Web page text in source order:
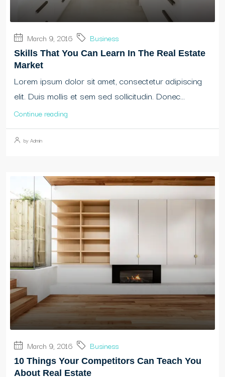
March 9, 2016 Business
Skills That You Can Learn In The Real Estate
Market
Lorem ipsum dolor sit amet, consectetur adipiscing
elit. Duis mollis et sem sed sollicitudin. Donec...
Continue reading
by Admin
March 9, 2016 Business
10 Things Your Competitors Can Teach You
About Real Estate